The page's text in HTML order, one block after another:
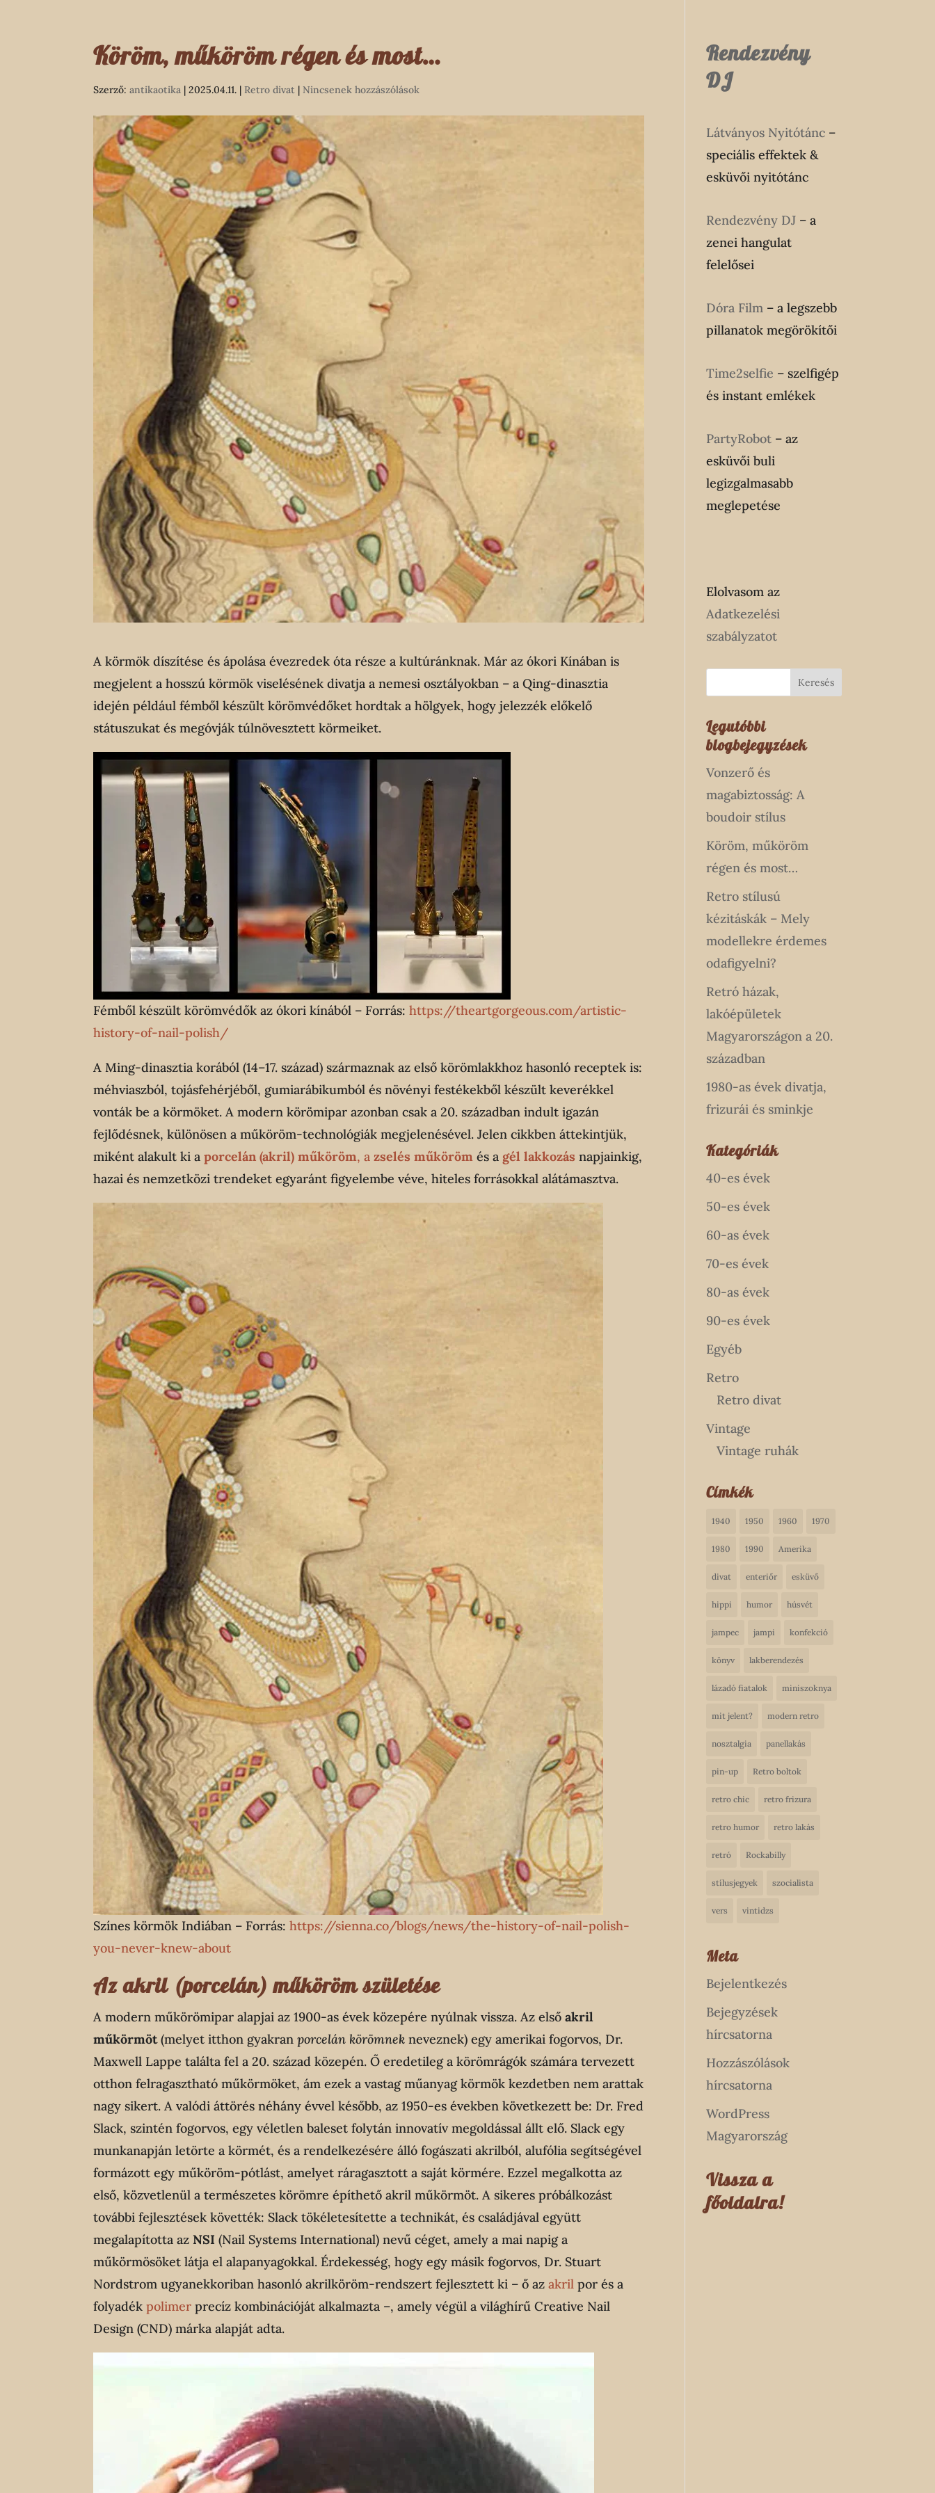
Köröm, műköröm régen és most…
Szerző:antikaotika |2025.04.11. |Retro divat | Nincsenek hozzászólások
A körmök díszítése és ápolása évezredek óta része a kultúránknak. Már az ókori Kínában is
megjelent a hosszú körmök viselésének divatja a nemesi osztályokban – a Qing-dinasztia
idején például fémből készült körömvédőket hordtak a hölgyek, hogy jelezzék előkelő
státuszukat és megóvják túlnövesztett körmeiket.
Fémből készült körömvédők az ókori kínából – Forrás:https://theartgorgeous.com/artistic-
history-of-nail-polish/
A Ming-dinasztia korából (14–17. század) származnak az első körömlakkhoz hasonló receptek is:
méhviaszból, tojásfehérjéből, gumiarábikumból és növényi festékekből készült keverékkel
vonták be a körmöket. A modern körömipar azonban csak a 20. században indult igazán
fejlődésnek, különösen a műköröm-technológiák megjelenésével. Jelen cikkben áttekintjük,
miként alakult ki aporcelán (akril) műköröm, azselés műköröm és a gél lakkozás napjainkig,
hazai és nemzetközi trendeket egyaránt figyelembe véve, hiteles forrásokkal alátámasztva.
Színes körmök Indiában – Forrás:https://sienna.co/blogs/news/the-history-of-nail-polish-
you-never-knew-about
Az akril (porcelán) műköröm születése
A modern műkörömipar alapjai az 1900-as évek közepére nyúlnak vissza. Az elsőakril
műkörmöt(melyet itthon gyakranporcelán körömnek neveznek) egy amerikai fogorvos, Dr.
Maxwell Lappe találta fel a 20. század közepén. Ő eredetileg a körömrágók számára tervezett
otthon felragasztható műkörmöket, ám ezek a vastag műanyag körmök kezdetben nem arattak
nagy sikert. A valódi áttörés néhány évvel később, az 1950-es években következett be: Dr. Fred
Slack, szintén fogorvos, egy véletlen baleset folytán innovatív megoldással állt elő. Slack egy
munkanapján letörte a körmét, és a rendelkezésére álló fogászati akrilból, alufólia segítségével
formázott egy műköröm-pótlást, amelyet ráragasztott a saját körmére. Ezzel megalkotta az
első, közvetlenül a természetes körömre építhető akril műkörmöt. A sikeres próbálkozást
további fejlesztések követték: Slack tökéletesítette a technikát, és családjával együtt
megalapította az NSI (Nail Systems International) nevű céget, amely a mai napig a
műkörmösöket látja el alapanyagokkal. Érdekesség, hogy egy másik fogorvos, Dr. Stuart
Nordstrom ugyanekkoriban hasonló akrilköröm-rendszert fejlesztett ki – ő azakril por és a
folyadékpolimer precíz kombinációját alkalmazta –, amely végül a világhírű Creative Nail
Design (CND) márka alapját adta.​
Rendezvény
DJ
Látványos Nyitótánc –
speciális effektek &
esküvői nyitótánc
Rendezvény DJ – a
zenei hangulat
felelősei
Dóra Film – a legszebb
pillanatok megörökítői
Time2selfie – szelfigép
és instant emlékek
PartyRobot – az
esküvői buli
legizgalmasabb
meglepetése
Elolvasom az
Adatkezelési
szabályzatot
Legutóbbi
blogbejegyzések
Vonzerő és
magabiztosság: A
boudoir stílus
Köröm, műköröm
régen és most…
Retro stílusú
kézitáskák – Mely
modellekre érdemes
odafigyelni?
Retró házak,
lakóépületek
Magyarországon a 20.
században
1980-as évek divatja,
frizurái és sminkje
Kategóriák
40-es évek
50-es évek
60-as évek
70-es évek
80-as évek
90-es évek
Egyéb
Retro
Retro divat
Vintage
Vintage ruhák
Címkék
1940 1950 1960 1970
1980 1990 Amerika
divat enteriőr esküvő
hippi humor húsvét
jampec jampi konfekció
könyv lakberendezés
lázadó fiatalok miniszoknya
mit jelent? modern retro
nosztalgia panellakás
pin-up Retro boltok
retro chic retro frizura
retro humor retro lakás
retró Rockabilly
stílusjegyek szocialista
vers vintidzs
Meta
Bejelentkezés
Bejegyzések
hírcsatorna
Hozzászólások
hírcsatorna
WordPress
Magyarország
Vissza a
főoldalra!